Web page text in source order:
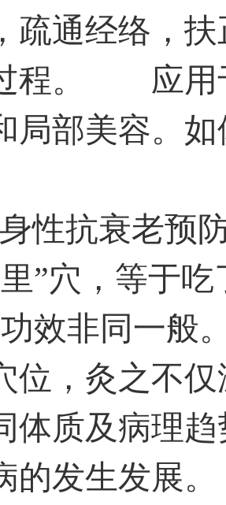
疏通经络，
程。 应用
局部美容。
。
性抗衰老
”穴，等于
效非同一般
位，灸之不
体质及病理
的发生发展